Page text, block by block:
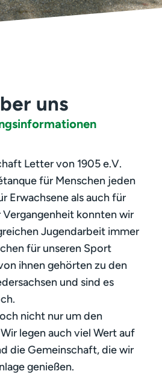
uns
Letter von 1905 e.V.
für Menschen jeden
Erwachsene als auch für
konnten wir
Jugendarbeit immer
für unseren Sport
ihnen gehörten zu den
und sind es
nicht nur um den
legen auch viel Wert auf
die Gemeinschaft, die wir
genießen.